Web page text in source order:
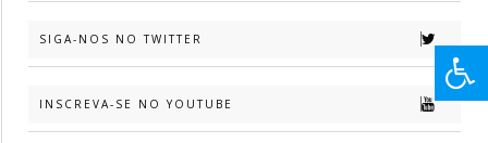
SIGA-NOS NO TWITTER
INSCREVA-SE NO YOUTUBE